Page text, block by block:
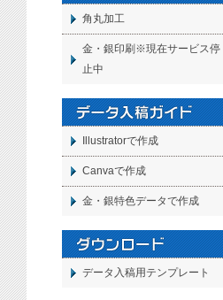
角丸加工
金・銀印刷※現在サービス停
止中
Illustratorで作成
Canvaで作成
金・銀特色データで作成
データ入稿用テンプレート